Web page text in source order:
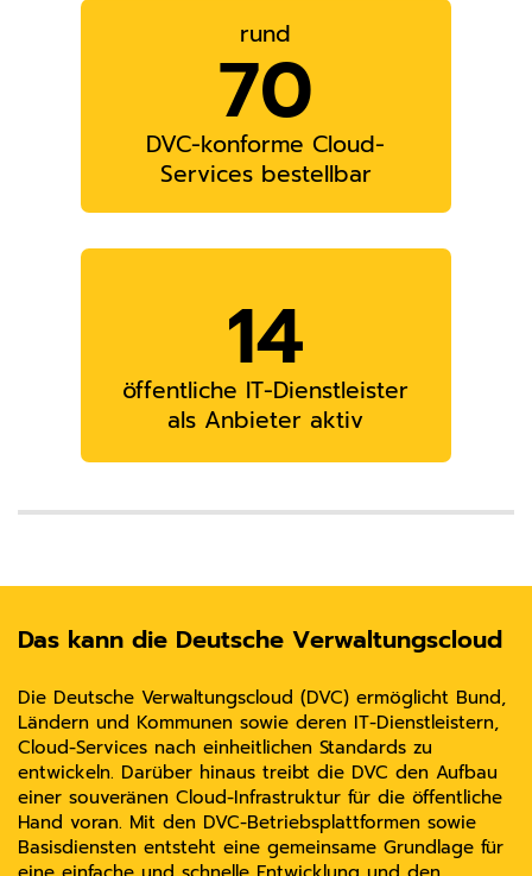
rund
70
DVC-konforme Cloud-
Services bestellbar
14
öffentliche IT-Dienstleister
als Anbieter aktiv
Das kann die Deutsche Verwaltungscloud
Die Deutsche Verwaltungscloud (DVC) ermöglicht Bund,
Ländern und Kommunen sowie deren IT-Dienstleistern,
Cloud-Services nach einheitlichen Standards zu
entwickeln. Darüber hinaus treibt die DVC den Aufbau
einer souveränen Cloud-Infrastruktur für die öffentliche
Hand voran. Mit den DVC-Betriebsplattformen sowie
Basisdiensten entsteht eine gemeinsame Grundlage für
Dritten geteilt.